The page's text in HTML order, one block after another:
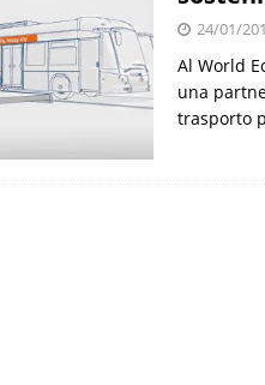
24/01/
Al World
una
trasporto